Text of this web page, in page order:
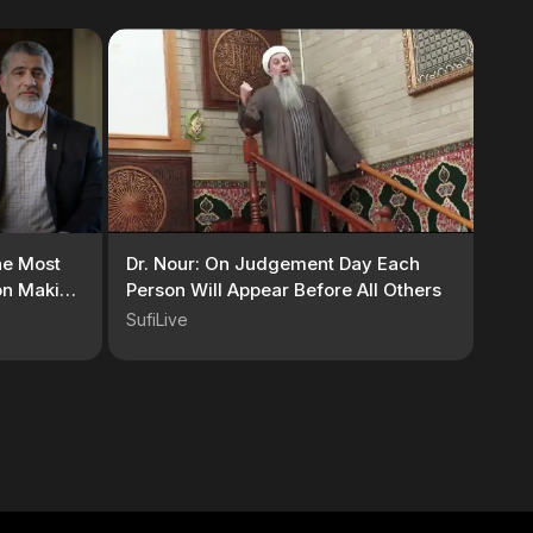
Most
Making
Dr. Nour: On Judgement Day Each
Person Will Appear Before All Others
SufiLive